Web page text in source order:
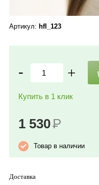
Артикул: hfl_123
- +
Купить в 1 клик
1 530Р
Товар в наличии
Доставка